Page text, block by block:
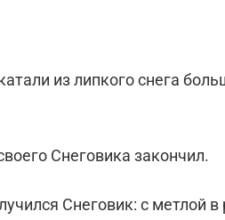
из липкого снега
Снеговика закончил.
Снеговик: с метлой в